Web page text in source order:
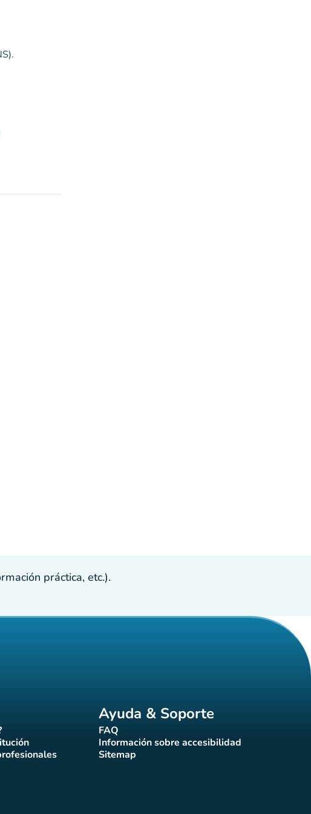
práctica, etc.).
pestaña)
pestaña)
Ayuda & Soporte
FAQ(nueva pestaña)
Información sobre accesibilidad
(nueva pestaña)
Sitemap(nueva pestaña)